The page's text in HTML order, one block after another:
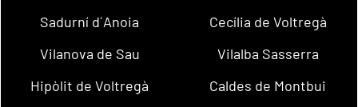
Sadurní d´Anoia
Cecília de Voltregà
Vilanova de Sau
Vilalba Sasserra
Hipòlit de Voltregà
Caldes de Montbui